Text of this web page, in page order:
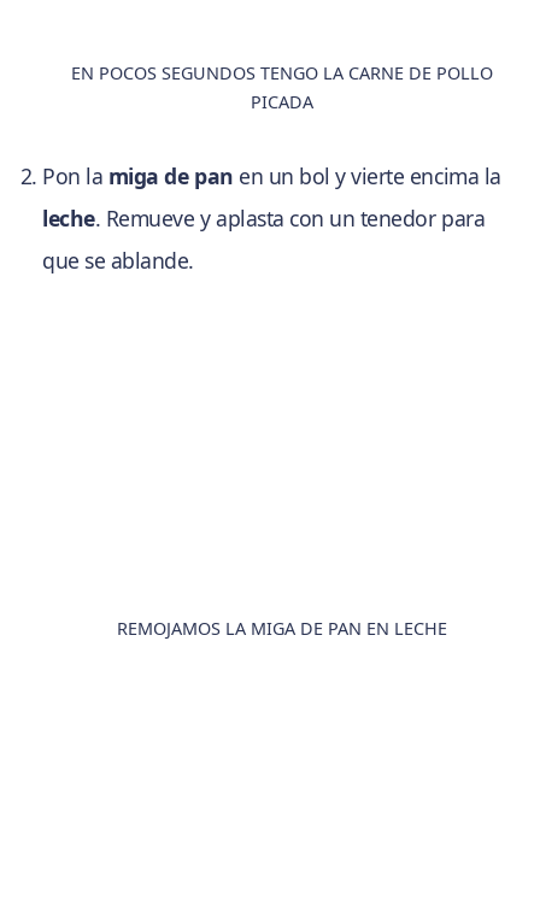
EN POCOS SEGUNDOS TENGO LA CARNE DE POLLO
PICADA
Pon la miga de pan en un bol y vierte encima la
leche. Remueve y aplasta con un tenedor para
que se ablande.
REMOJAMOS LA MIGA DE PAN EN LECHE